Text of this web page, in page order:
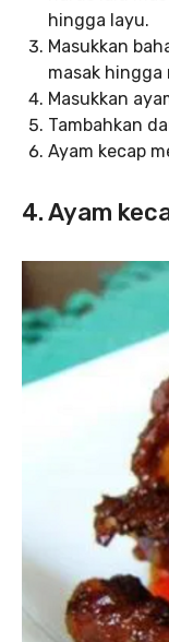
hingga layu.
Masukkan
masak hingga
Masukkan
Tambahkan
Ayam kecap
4. Ayam